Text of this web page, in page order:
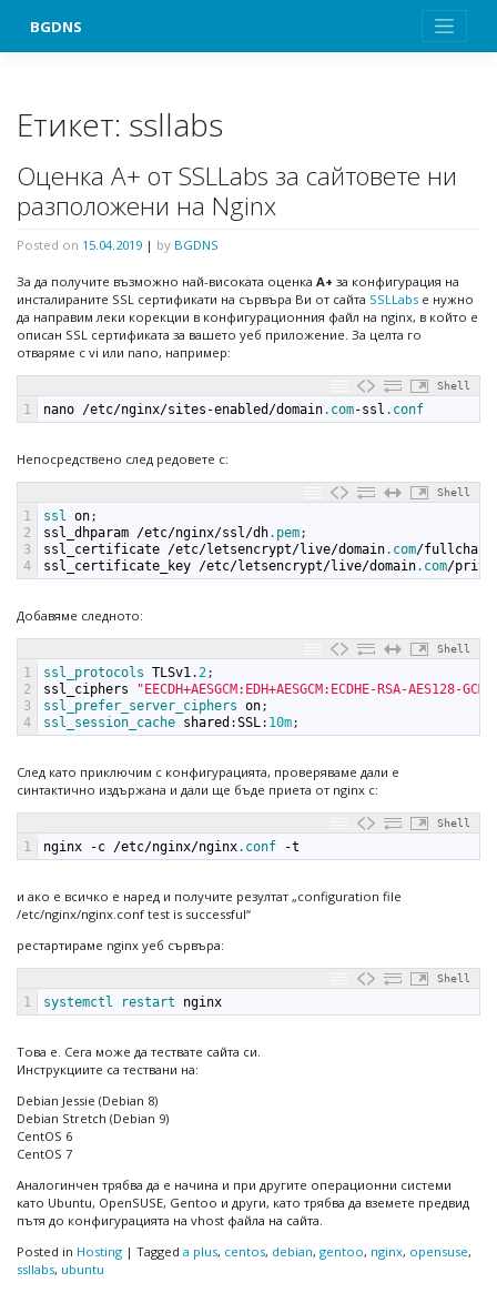
BGDNS
Етикет: ssllabs
Оценка А+ от SSLLabs за сайтовете ни
разположени на Nginx
Posted on 15.04.2019 | by BGDNS
За да получите възможно най-високата оценка А+ за конфигурация на
инсталираните SSL сертификати на сървъра Ви от сайта SSLLabs е нужно
да направим леки корекции в конфигурационния файл на nginx, в който е
описан SSL сертификата за вашето уеб приложение. За целта го
отваряме с vi или nano, например:
Shell
1 nano /etc/nginx/sites -enabled /domain.com-ssl .conf
Непосредствено след редовете с:
Shell
1
2
3
4
ssl on;
ssl_dhparam /etc/nginx/ssl/dh.pem;
ssl_certificate /etc/letsencrypt/live/domain.com/fullchain
ssl_certificate_key /etc/letsencrypt/live/domain.com/
Добавяме следното:
Shell
1
2
3
4
ssl_protocols TLSv1.2;
ssl_ciphers
"EECDH+AESGCM:EDH+AESGCM:ECDHE-RSA-
ssl_prefer_server_ciphers on;
ssl_session_cache shared :SSL: 10m;
След като приключим с конфигурацията, проверяваме дали е
синтактично издържана и дали ще бъде приета от nginx с:
Shell
1 nginx -c /etc/nginx/nginx.conf -t
и ако е всичко е наред и получите резултат „configuration file
/etc/nginx/nginx.conf test is successful“
рестартираме nginx уеб сървъра:
Shell
1 systemctl restart nginx
Това е. Сега може да тествате сайта си.
Инструкциите са тествани на:
Debian Jessie (Debian 8)
Debian Stretch (Debian 9)
CentOS 6
CentOS 7
Аналогинчен трябва да е начина и при другите операционни системи
като Ubuntu, OpenSUSE, Gentoo и други, като трябва да вземете предвид
пътя до конфигурацията на vhost файла на сайта.
Posted in Hosting | Tagged a plus, centos, debian, gentoo, nginx, opensuse,
ssllabs, ubuntu